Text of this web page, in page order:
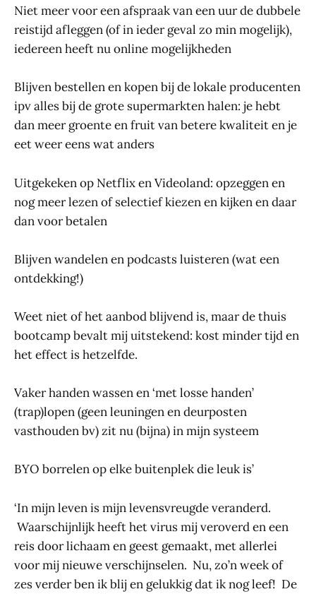
Niet meer voor een afspraak van een uur de dubbele
reistijd afleggen (of in ieder geval zo min mogelijk),
iedereen heeft nu online mogelijkheden
Blijven bestellen en kopen bij de lokale producenten
ipv alles bij de grote supermarkten halen: je hebt
dan meer groente en fruit van betere kwaliteit en je
eet weer eens wat anders
Uitgekeken op Netflix en Videoland: opzeggen en
nog meer lezen of selectief kiezen en kijken en daar
dan voor betalen
Blijven wandelen en podcasts luisteren (wat een
ontdekking!)
Weet niet of het aanbod blijvend is, maar de thuis
bootcamp bevalt mij uitstekend: kost minder tijd en
het effect is hetzelfde.
Vaker handen wassen en ‘met losse handen’
(trap)lopen (geen leuningen en deurposten
vasthouden bv) zit nu (bijna) in mijn systeem
BYO borrelen op elke buitenplek die leuk is’
‘In mijn leven is mijn levensvreugde veranderd.
Waarschijnlijk heeft het virus mij veroverd en een
reis door lichaam en geest gemaakt, met allerlei
voor mij nieuwe verschijnselen. Nu, zo’n week of
zes verder ben ik blij en gelukkig dat ik nog leef! De